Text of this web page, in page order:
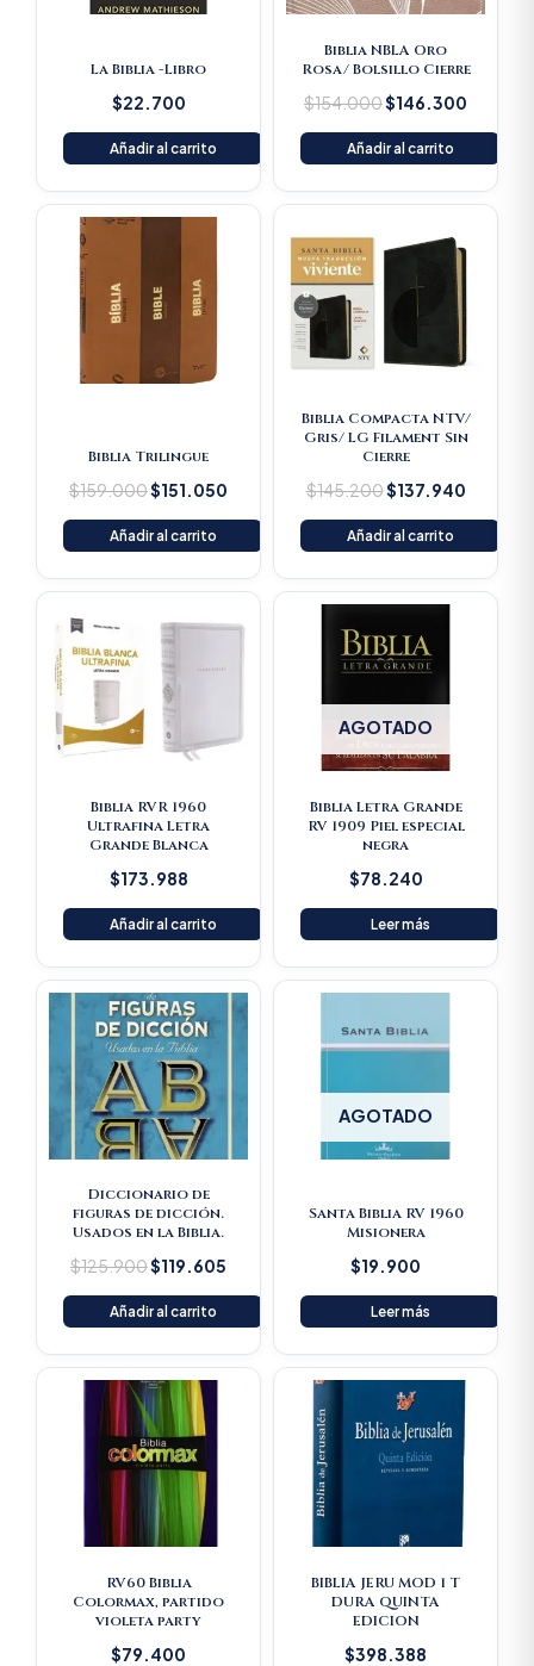
La Biblia -Libro
$22.700
Añadir al carrito
Biblia NBLA Oro
Rosa/ Bolsillo Cierre
$154.000$146.300
Añadir al carrito
Biblia Trilingue
$159.000
Original
$159.000.
$151.050
Current
$151.050.
Añadir al carrito
Biblia Compacta NTV/
Gris/ LG Filament Sin
Cierre
$145.200
was:
$145.200.
$137.940
Current
is:
Añadir al carrito
Biblia RVR 1960
Ultrafina Letra
Grande Blanca
$173.988
Añadir al carrito
AGOTADO
Biblia Letra Grande
RV 1909 Piel especial
negra
$78.240
Leer más
Diccionario de
figuras de dicción.
Usados en la Biblia.
$125.900
Original
price
was:
$125.900.
$119.605
Current
price
Añadir al carrito
AGOTADO
Santa Biblia RV 1960
Misionera
$19.900
Leer más
RV60 Biblia
Colormax, partido
violeta party
$79.400
BIBLIA JERU MOD 1 T
DURA QUINTA
EDICION
$398.388